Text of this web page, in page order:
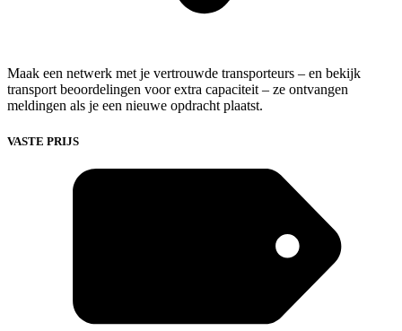
Maak een netwerk met je vertrouwde transporteurs – en bekijk
transport beoordelingen voor extra capaciteit – ze ontvangen
meldingen als je een nieuwe opdracht plaatst.
VASTE PRIJS